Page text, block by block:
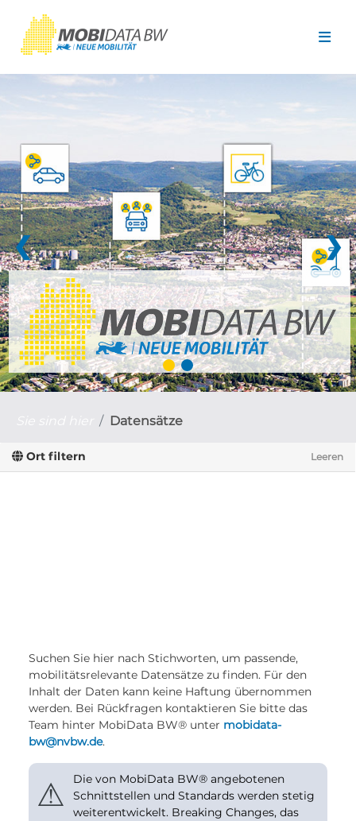
❮ ❯
Datensätze
Ort filtern Leeren
Suchen Sie hier nach Stichworten, um passende,
mobilitätsrelevante Datensätze zu finden. Für den
Inhalt der Daten kann keine Haftung übernommen
werden. Bei Rückfragen kontaktieren Sie bitte das
Team hinter MobiData BW® unter mobidata-
bw@nvbw.de.
⚠
Die von MobiData BW® angebotenen
Schnittstellen und Standards werden stetig
weiterentwickelt. Breaking Changes, das